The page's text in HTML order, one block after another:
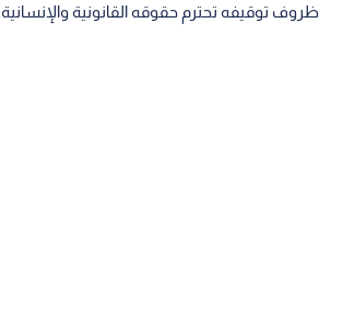
ظروف توقيفه تحترم حقوقه القانونية والإنسانية.